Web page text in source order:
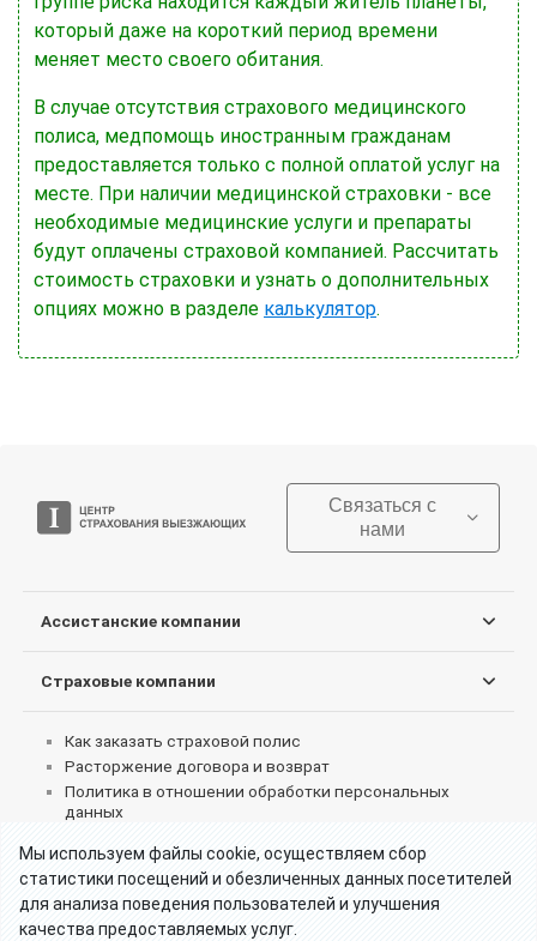
который даже на короткий период времени
меняет место своего обитания.
В случае отсутствия страхового медицинского
полиса, медпомощь иностранным гражданам
предоставляется только с полной оплатой услуг на
месте. При наличии медицинской страховки - все
необходимые медицинские услуги и препараты
будут оплачены страховой компанией. Рассчитать
стоимость страховки и узнать о дополнительных
опциях можно в разделе калькулятор.
Связаться с
нами
Ассистанские компании
Страховые компании
Как заказать страховой полис
Расторжение договора и возврат
Политика в отношении обработки персональных
данных
Пользовательское соглашение об использовании
сервиса
Реквизиты партнеров
Что делать при страховом случае за границей
Мы используем файлы cookie, осуществляем сбор
статистики посещений и обезличенных данных посетителей
для анализа поведения пользователей и улучшения
качества предоставляемых услуг.